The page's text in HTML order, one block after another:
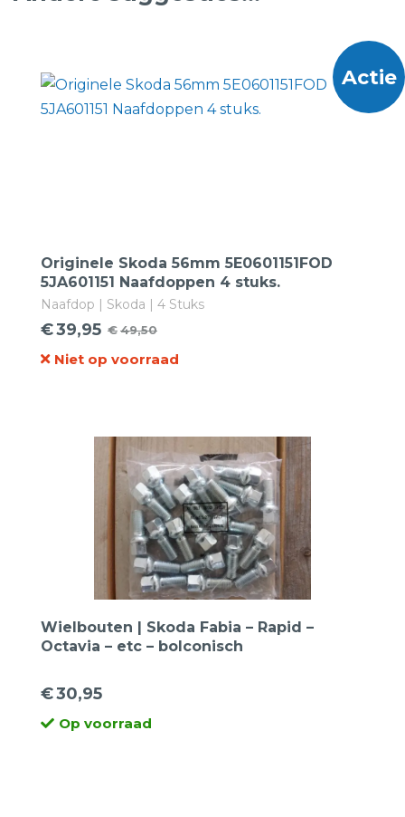
Actie
Originele Skoda 56mm 5E0601151FOD
5JA601151 Naafdoppen 4 stuks.
Naafdop | Skoda | 4 Stuks
€49,50
Oorspronkelijke
prijs
€39,95
Huidige
prijs
Niet op voorraad
Wielbouten | Skoda Fabia – Rapid –
Octavia – etc – bolconisch
€30,95
Op voorraad